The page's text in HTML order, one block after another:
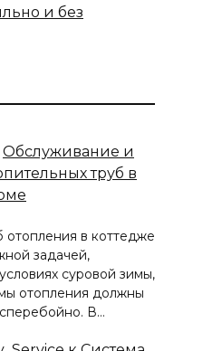
и без
Обслуживание и
труб в
отопления в коттедже
задачей,
суровой зимы,
отопления должны
В…